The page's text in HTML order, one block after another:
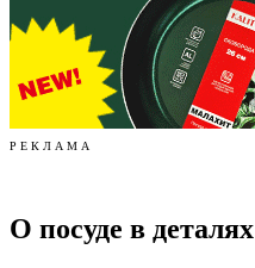
Р Е К Л А М А
О посуде в деталях